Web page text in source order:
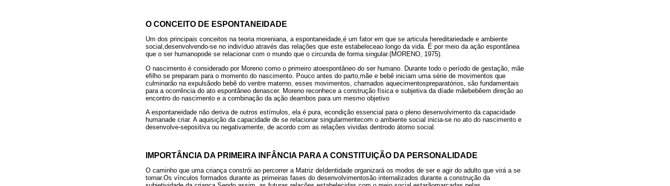
O CONCEITO DE ESPONTANEIDADE
Um dos principais conceitos na teoria moreniana, a espontaneidade,é um fator em que se articula hereditariedade e ambiente
social,desenvolvendo-se no indivíduo através das relações que este estabeleceao longo da vida. É por meio da ação espontânea
que o ser humanopode se relacionar com o mundo que o circunda de forma singular.(MORENO, 1975).
O nascimento é considerado por Moreno como o primeiro atoespontâneo do ser humano. Durante todo o período de gestação, mãe
efilho se preparam para o momento do nascimento. Pouco antes do parto,mãe e bebê iniciam uma série de movimentos que
culminarão na expulsãodo bebê do ventre materno, esses movimentos, chamados aquecimentospreparatórios, são fundamentais
para a ocorrência do ato espontâneo denascer. Moreno reconhece a construção física e subjetiva da díade mãebebêem direção ao
encontro do nascimento e a combinação da ação deambos para um mesmo objetivo
A espontaneidade não deriva de outros estímulos, ela é pura, econdição essencial para o pleno desenvolvimento da capacidade
humanade criar. A aquisição da capacidade de se relacionar singularmentecom o ambiente social inicia-se no ato do nascimento e
desenvolve-sepositiva ou negativamente, de acordo com as relações vividas dentrodo átomo social.
IMPORTÂNCIA DA PRIMEIRA INFÂNCIA PARA A CONSTITUIÇÃO DA PERSONALIDADE
O caminho que uma criança constrói ao percorrer a Matriz deIdentidade organizará os modos de ser e agir do adulto que virá a se
tornar.Os vínculos formados durante as primeiras fases do desenvolvimentosão internalizados durante a construção da